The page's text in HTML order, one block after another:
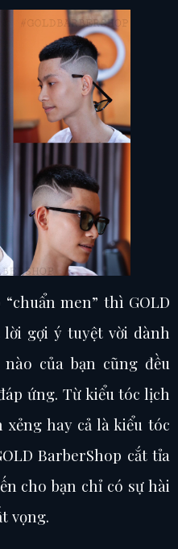
men” thì GOLD
gợi ý tuyệt vời dành
của bạn cũng đều
ứng. Từ kiểu tóc lịch
hay cả là kiểu tóc
BarberShop cắt tỉa
cho bạn chỉ có sự hài
vọng.